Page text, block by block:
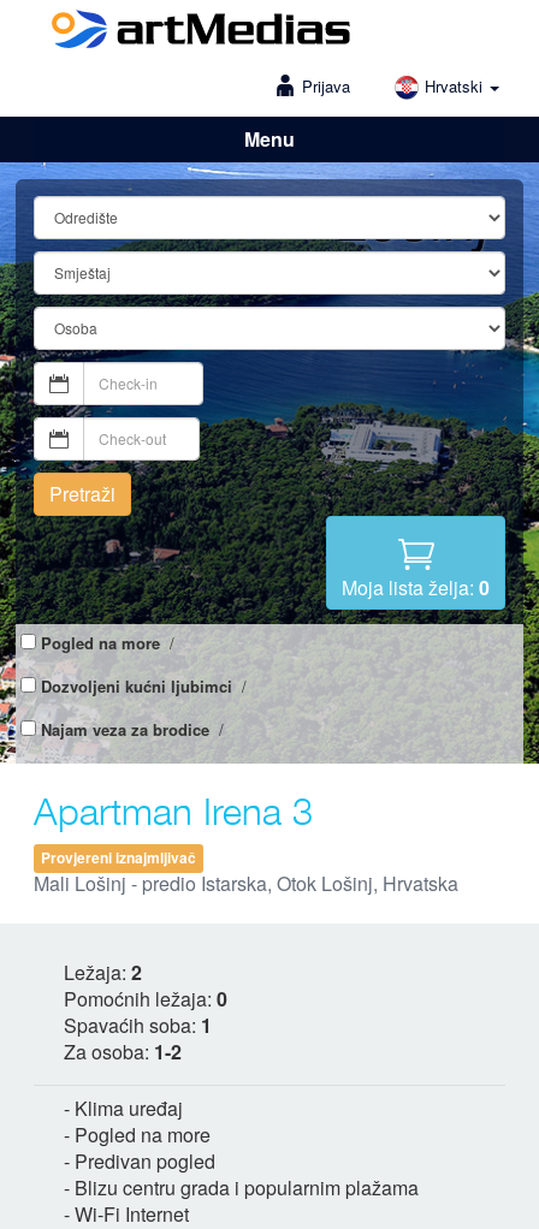
Prijava Hrvatski
Menu
Lošinj
Pretraži
Moja lista želja: 0
Pogled na more /
Dozvoljeni kućni ljubimci /
Najam veza za brodice /
Apartman Irena 3
Provjereni iznajmljivač
Mali Lošinj - predio Istarska, Otok Lošinj, Hrvatska
Ležaja: 2
Pomoćnih ležaja: 0
Spavaćih soba: 1
Za osoba: 1-2
- Klima uređaj
- Pogled na more
- Predivan pogled
- Blizu centru grada i popularnim plažama
- Wi-Fi Internet